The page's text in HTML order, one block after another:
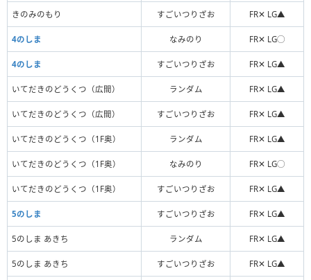
きのみのもり すごいつりざお FR✕ LG▲
4のしま なみのり FR✕ LG◯
4のしま すごいつりざお FR✕ LG▲
いてだきのどうくつ（広間） ランダム FR✕ LG▲
いてだきのどうくつ（広間） すごいつりざお FR✕ LG▲
いてだきのどうくつ（1F奥） ランダム FR✕ LG▲
いてだきのどうくつ（1F奥） なみのり FR✕ LG◯
いてだきのどうくつ（1F奥） すごいつりざお FR✕ LG▲
5のしま すごいつりざお FR✕ LG▲
5のしま あきち ランダム FR✕ LG▲
5のしま あきち すごいつりざお FR✕ LG▲